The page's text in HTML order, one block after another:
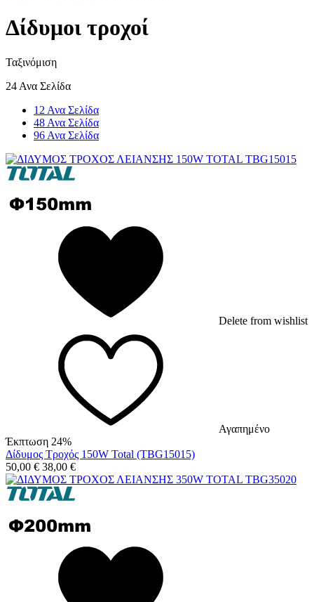
Δίδυμοι τροχοί
Ταξινόμιση
24 Ανα Σελίδα
12 Ανα Σελίδα
48 Ανα Σελίδα
96 Ανα Σελίδα
Delete from wishlist
Αγαπημένο
Έκπτωση 24%
Δίδυμος Τροχός 150W Total (TBG15015)
50,00 € 38,00 €